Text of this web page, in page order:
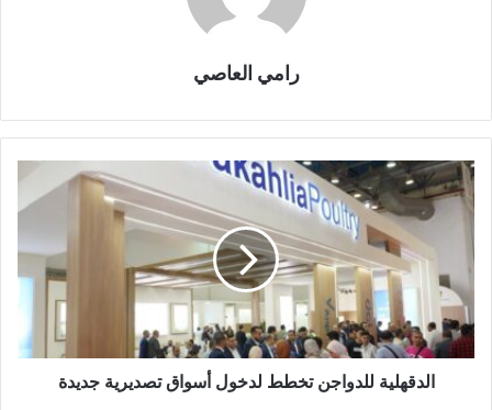
رامي العاصي
الدقهلية للدواجن تخطط لدخول أسواق تصديرية جديدة